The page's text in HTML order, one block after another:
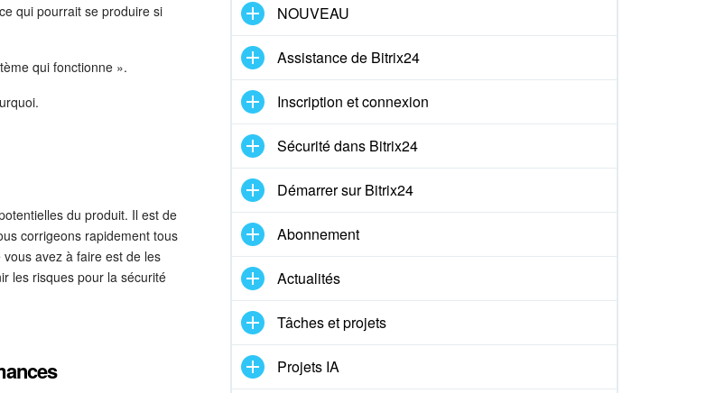
qui pourrait se produire si
qui fonctionne ».
du produit. Il est de
corrigeons rapidement tous
avez à faire est de les
les risques pour la sécurité
NOUVEAU
Assistance de Bitrix24
Inscription et connexion
Sécurité dans Bitrix24
Démarrer sur Bitrix24
Abonnement
Actualités
Tâches et projets
Projets IA